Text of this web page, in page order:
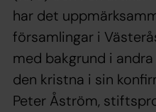
har det
församlingar i
med bakgrund i
den kristna i sin
Peter Åström,